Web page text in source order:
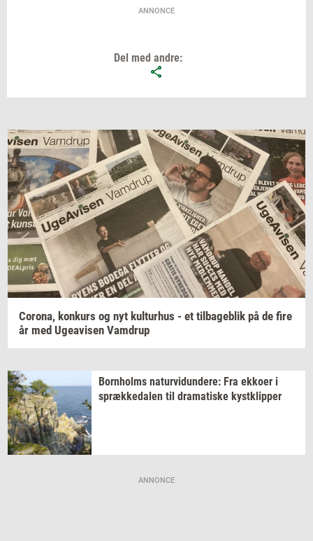
ANNONCE
Del med andre:
Cor­o­na, kon­kurs og nyt kul­tur­hus - et til­ba­ge­blik på de fire
år med Ugea­vi­sen Vam­d­rup
Born­holms na­tur­vi­dun­de­re: Fra ek­ko­er i
spræk­ke­da­len til dra­ma­ti­ske kyst­klip­per
ANNONCE